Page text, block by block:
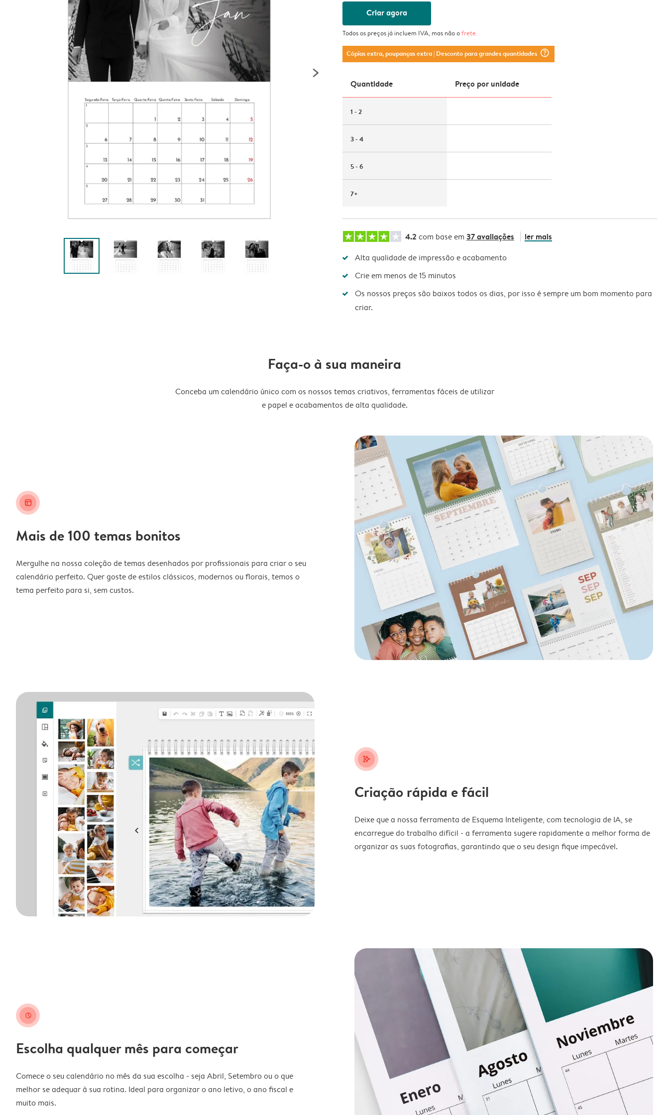
Criar agora
Todos os preços já incluem IVA, mas não ofrete.
Cópias extra, poupanças extra| Desconto para grandes quantidades question_mark_circle
Quantidade Preço por unidade
1 - 2
3 - 4
5 - 6
7+
4.2 com base em 37 avaliações ler mais
Alta qualidade de impressão e acabamento
Crie em menos de 15 minutos
Os nossos preços são baixos todos os dias, por isso é sempre um bom momento para
criar.
Faça-o à sua maneira
Conceba um calendário único com os nossos temas criativos, ferramentas fáceis de utilizar
e papel e acabamentos de alta qualidade.
layout_alt
Mais de 100 temas bonitos
Mergulhe na nossa coleção de temas desenhados por profissionais para criar o seu
calendário perfeito. Quer goste de estilos clássicos, modernos ou florais, temos o
tema perfeito para si, sem custos.
stars_plus
Criação rápida e fácil
Deixe que a nossa ferramenta de Esquema Inteligente, com tecnologia de IA, se
encarregue do trabalho difícil - a ferramenta sugere rapidamente a melhor forma de
organizar as suas fotografias, garantindo que o seu design fique impecável.
clock
Escolha qualquer mês para começar
Comece o seu calendário no mês da sua escolha - seja Abril, Setembro ou o que
melhor se adequar à sua rotina. Ideal para organizar o ano letivo, o ano fiscal e
muito mais.